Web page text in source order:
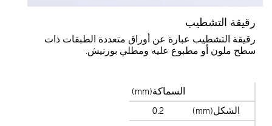
التشطيب
التشطيب عبارة عن أوراق متعددة الطبقات ذات
ملون أو مطبوع عليه ومطلي بورنيش.
السماكة(mm)
الشكل(mm)